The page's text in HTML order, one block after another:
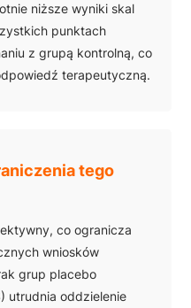
niższe wyniki skal
punktach
z grupą kontrolną, co
terapeutyczną.
tego
co ogranicza
wniosków
grup placebo
utrudnia oddzielenie